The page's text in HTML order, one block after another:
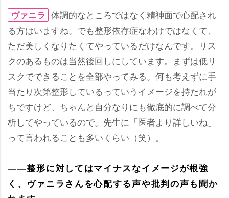
ヴァニラ 体調的なところではなく精神面で心配され
る方はいますね。でも整形依存症なわけではなくて、
ただ美しくなりたくてやっているだけなんです。リス
クのあるものは当然後回しにしています。まずは低リ
スクでできることを全部やってみる。何も考えずに手
当たり次第整形しているっていうイメージを持たれが
ちですけど、ちゃんと自分なりにも徹底的に調べて分
析してやっているので。先生に「医者より詳しいね」
って言われることも多いくらい（笑）。
――整形に対してはマイナスなイメージが根強
く、ヴァニラさんを心配する声や批判の声も聞か